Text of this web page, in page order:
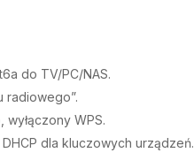
do TV/PC/NAS.
radiowego”.
wyłączony WPS.
dla kluczowych urządzeń.